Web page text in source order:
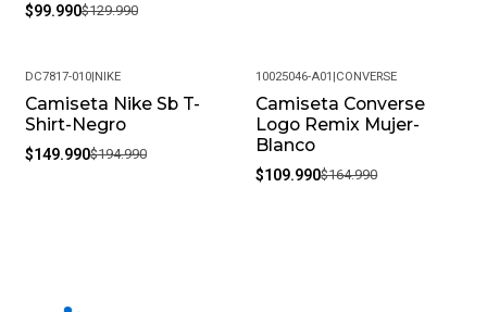
$99.990$129.990
-23%
DC7817-010|NIKE
Camiseta Nike Sb T-
Shirt-Negro
$149.990$194.990
-33%
10025046-A01 |CONVERSE
Camiseta Converse
Logo Remix Mujer-
Blanco
$109.990$164.990